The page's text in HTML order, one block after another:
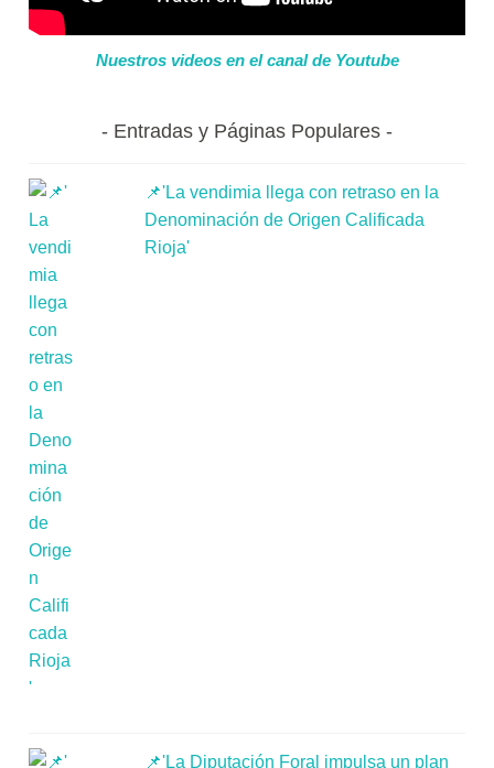
Nuestros videos en el canal de Youtube
Entradas y Páginas Populares
📌'La vendimia llega con retraso en la
Denominación de Origen Calificada
Rioja'
📌'La Diputación Foral impulsa un plan